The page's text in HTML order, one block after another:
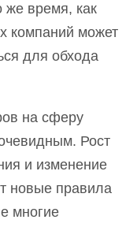
же время, как
компаний может
для обхода
на сферу
Рост
и изменение
новые правила
многие